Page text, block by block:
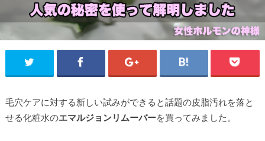
毛穴ケアに対する新しい試みができると話題の皮脂汚れを落と
せる化粧水のエマルジョンリムーバーを買ってみました。